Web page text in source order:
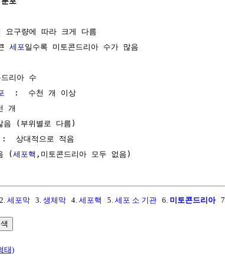
요구량에 따라 크게 다름
세포일수록 미토콘드리아 수가 많음
리아 수
  :  수천 개 이상
개
(부위별로 다름)
상대적으로 적음
(
세포핵
세포막 3. 생체막 4. 세포핵 5. 세포 소 기관 6. 미토콘드리아7.
태)